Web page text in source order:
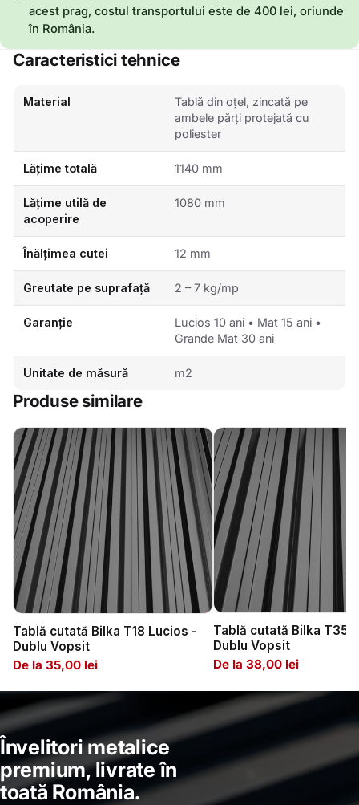
acest prag, costul transportului este de 400 lei, oriunde
în România.
Caracteristici tehnice
Material
Tablă din oțel, zincată pe
ambele părți protejată cu
poliester
Lățime totală 1140 mm
Lățime utilă de
acoperire
1080 mm
Înălțimea cutei 12 mm
Greutate pe suprafață 2 – 7 kg/mp
Garanție
Lucios 10 ani • Mat 15 ani •
Grande Mat 30 ani
Unitate de măsură m2
Produse similare
Tablă cutată Bilka T18 Lucios -
Dublu Vopsit
De la 35,00 lei
Tablă cutată Bilka T35
Dublu Vopsit
De la 38,00 lei
Învelitori metalice
premium, livrate în
toată România.